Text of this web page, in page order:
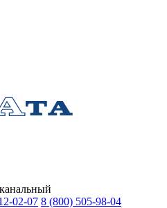
02-07 8 (800) 505-98-04